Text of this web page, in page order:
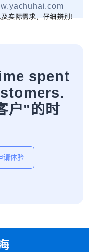
spent
户"的时
请体验